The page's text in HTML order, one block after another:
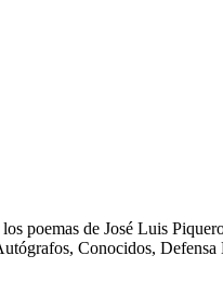
poemas de José Luis
Conocidos,